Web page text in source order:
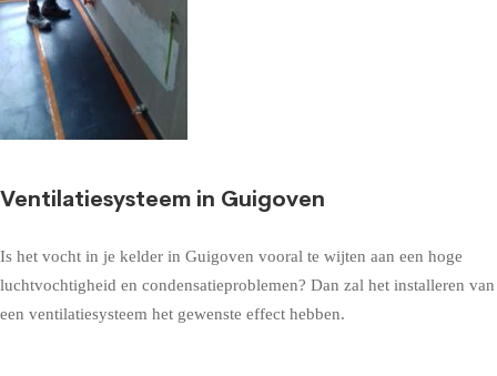
Ventilatiesysteem in Guigoven
Is het vocht in je kelder in Guigoven vooral te wijten aan een hoge
luchtvochtigheid en condensatieproblemen? Dan zal het installeren van
een ventilatiesysteem het gewenste effect hebben.